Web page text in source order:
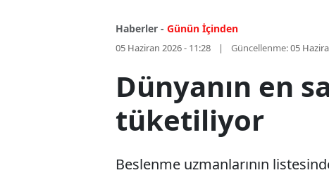
Haberler - Günün İçinden
05 Haziran 2026 - 11:28 Güncellenme:05
Dünyanın en
tüketiliyor
Beslenme uzmanlarının